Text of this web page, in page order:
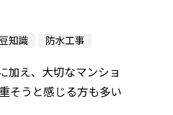
豆知識 防水工事
加え、大切なマンショ
そうと感じる方も多い